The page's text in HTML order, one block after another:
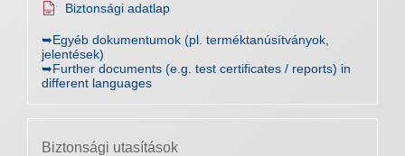
Biztonsági adatlap
➥Egyéb dokumentumok (pl. terméktanúsítványok,
jelentések)
➥Further documents (e.g. test certificates / reports) in
different languages
Biztonsági utasítások